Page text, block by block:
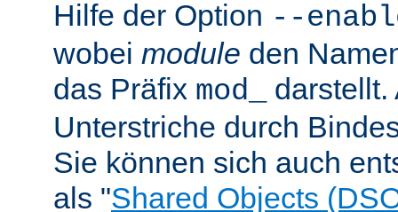
Hilfe der Option --
wobei module den
das Präfix mod_
darstellt.
Unterstriche durch
Sie können sich auch
als "Shared Objects